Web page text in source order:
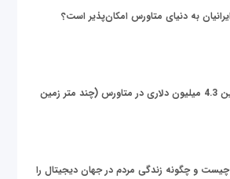
به دنیای متاورس امکان‌پذیر است؟
خرید زمین 4.3 میلیون دلاری در متاورس (چند متر زمین
و چگونه زندگی مردم در جهان دیجیتال را